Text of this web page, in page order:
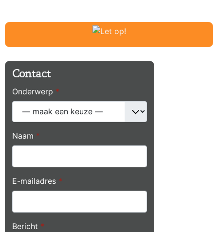
Contact
Onderwerp *
Naam *
E-mailadres *
Bericht *